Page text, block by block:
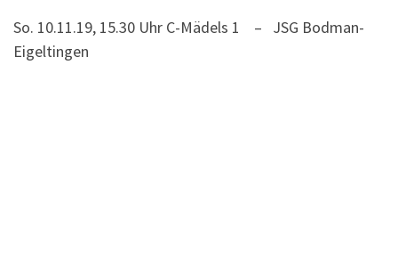
So. 10.11.19, 15.30 Uhr C-Mädels 1 – JSG Bodman-
Eigeltingen